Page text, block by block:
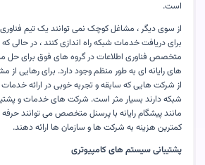
است.
از سوی دیگر ، مشاغل کوچک نمی توانند یک تیم فناوری
برای دریافت خدمات شبکه راه اندازی کنند ، در حالی که
متخصص فناوری اطلاعات در گروه های فوق برای
های رایانه ای به طور منظم وجود دارد. برای رهایی از
از شرکت هایی که سابقه و تجربه خوبی در ارائه
شبکه دارند بسیار مثر است. شرکت های خدمات و
مانند پیشگام رایانه با پرسنل متخصص می توانند
کمترین هزینه به شرکت ها و سازمان ها ارائه دهند.
پشتیبانی سیستم های کامپیوتری